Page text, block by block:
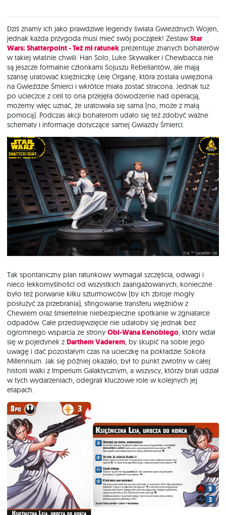
Dziś znamy ich jako prawdziwe legendy świata Gwiezdnych Wojen,
jednak każda przygoda musi mieć swój początek! ZestawStar
Wars: Shatterpoint - Też mi ratunek prezentuje znanych bohaterów
w takiej właśnie chwili: Han Solo, Luke Skywalker i Chewbacca nie
są jeszcze formalnie członkami Sojuszu Rebeliantów, ale mają
szansę uratować księżniczkę Leię Organę, która została uwięziona
na Gwieździe Śmierci i wkrótce miała zostać stracona. Jednak tuż
po ucieczce z celi to ona przejęła dowodzenie nad operacją,
możemy więc uznać, że uratowała się sama (no, może z małą
pomocą). Podczas akcji bohaterom udało się też zdobyć ważne
schematy i informacje dotyczące samej Gwiazdy Śmierci.
Tak spontaniczny plan ratunkowy wymagał szczęścia, odwagi i
nieco lekkomyślności od wszystkich zaangażowanych; konieczne
było też porwanie kilku szturmowców (by ich zbroje mogły
posłużyć za przebrania), sfingowanie transferu więźniów z
Chewiem oraz śmiertelnie niebezpieczne spotkanie w zgniatarce
odpadów. Całe przedsięwzięcie nie udałoby się jednak bez
ogromnego wsparcia ze strony Obi-Wana Kenobiego, który wdał
się w pojedynek z Darthem Vaderem, by skupić na sobie jego
uwagę i dać pozostałym czas na ucieczkę na pokładzie Sokoła
Millennium. Jak się później okazało, był to punkt zwrotny w całej
historii walki z Imperium Galaktycznym, a wszyscy, którzy brali udział
w tych wydarzeniach, odegrali kluczowe role w kolejnych jej
etapach.